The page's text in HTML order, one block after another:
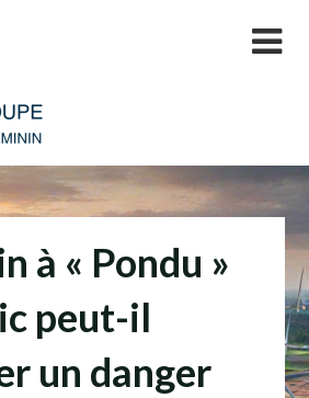
à « Pondu »
peut-il
un danger